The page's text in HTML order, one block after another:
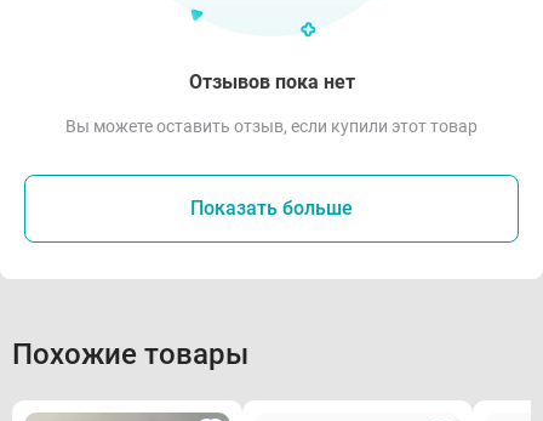
Отзывов пока нет
Вы можете оставить отзыв, если купили этот товар
Показать больше
Похожие товары